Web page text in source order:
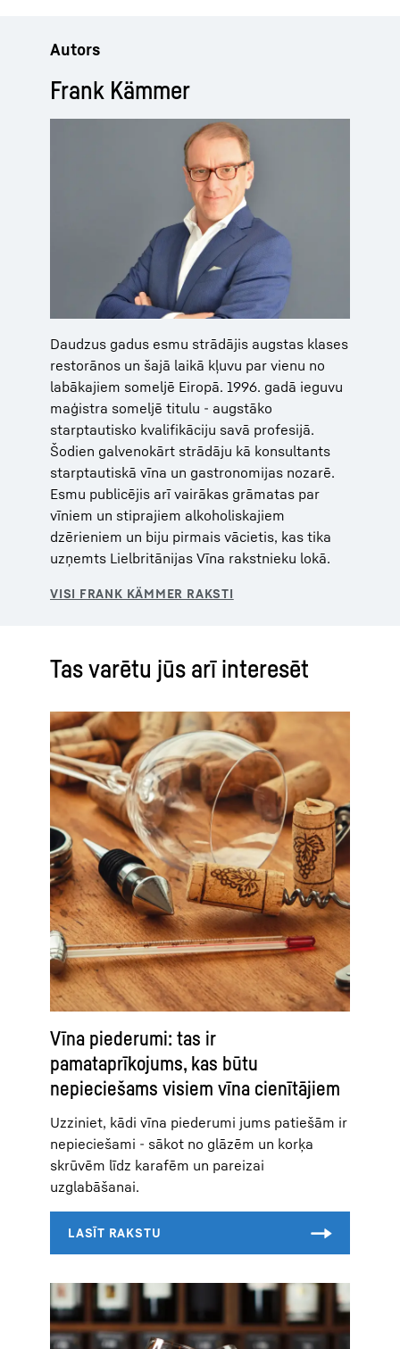
Autors
Frank Kämmer
Daudzus gadus esmu strādājis augstas klases
restorānos un šajā laikā kļuvu par vienu no
labākajiem someljē Eiropā. 1996. gadā ieguvu
maģistra someljē titulu - augstāko
starptautisko kvalifikāciju savā profesijā.
Šodien galvenokārt strādāju kā konsultants
starptautiskā vīna un gastronomijas nozarē.
Esmu publicējis arī vairākas grāmatas par
vīniem un stiprajiem alkoholiskajiem
dzērieniem un biju pirmais vācietis, kas tika
uzņemts Lielbritānijas Vīna rakstnieku lokā.
Tas varētu jūs arī interesēt
Vīna piederumi: tas ir
pamataprīkojums, kas būtu
nepieciešams visiem vīna cienītājiem
Uzziniet, kādi vīna piederumi jums patiešām ir
nepieciešami - sākot no glāzēm un korķa
skrūvēm līdz karafēm un pareizai
uzglabāšanai.